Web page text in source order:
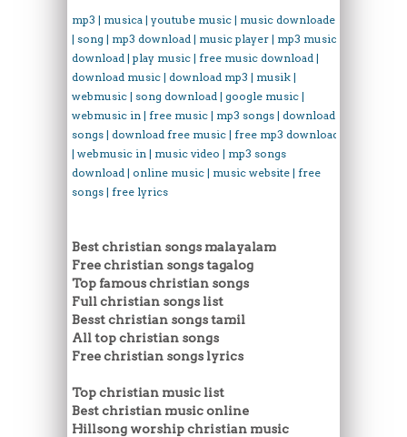
mp3 | musica | youtube music | music downloader
| song | mp3 download | music player | mp3 music
download | play music | free music download |
download music | download mp3 | musik |
webmusic | song download | google music |
webmusic in | free music | mp3 songs | download
songs | download free music | free mp3 download
| webmusic in | music video | mp3 songs
download | online music | music website | free
songs | free lyrics
Best christian songs malayalam
Free christian songs tagalog
Top famous christian songs
Full christian songs list
Besst christian songs tamil
All top christian songs
Free christian songs lyrics
Top christian music list
Best christian music online
Hillsong worship christian music